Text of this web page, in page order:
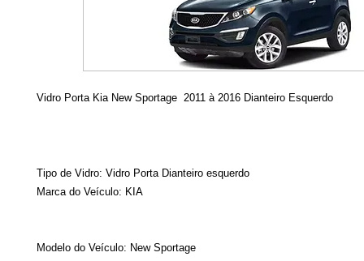
Vidro Porta Kia New Sportage 2011 à 2016 Dianteiro Esquerdo
Tipo de Vidro: Vidro Porta Dianteiro esquerdo
Marca do Veículo: KIA
Modelo do Veículo: New Sportage